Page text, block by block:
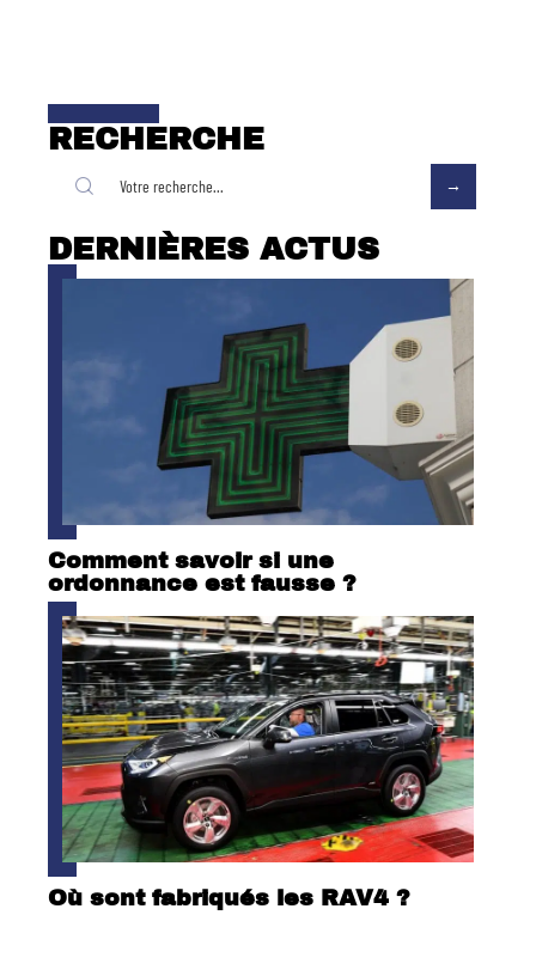
RECHERCHE
DERNIÈRES ACTUS
Comment savoir si une
ordonnance est fausse ?
Où sont fabriqués les RAV4 ?